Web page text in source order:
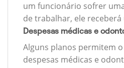
um funcionário sofrer
de trabalhar, ele receberá
Despesas médicas e
Alguns planos permitem
despesas médicas e